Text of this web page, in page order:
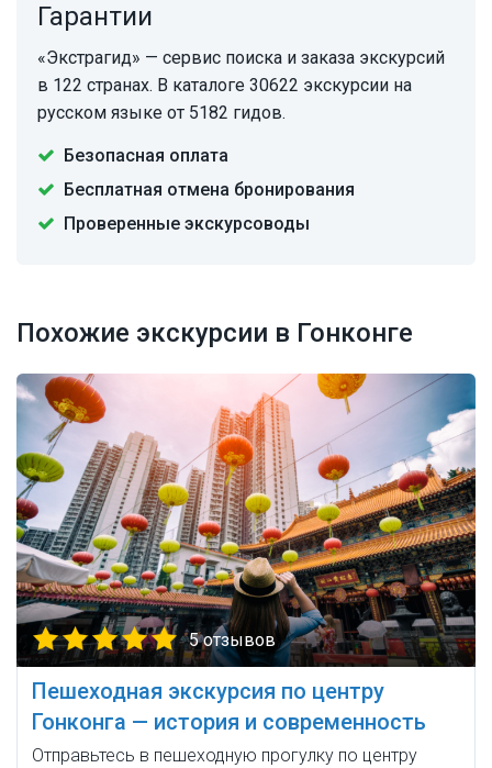
Гарантии
«Экстрагид» — сервис поиска и заказа экскурсий
в 122 странах. В каталоге 30622 экскурсии на
русском языке от 5182 гидов.
Безопасная оплата
Бесплатная отмена бронирования
Проверенные экскурсоводы
Похожие экскурсии в Гонконге
5 отзывов
Пешеходная экскурсия по центру
Гонконга — история и современность
Отправьтесь в пешеходную прогулку по центру